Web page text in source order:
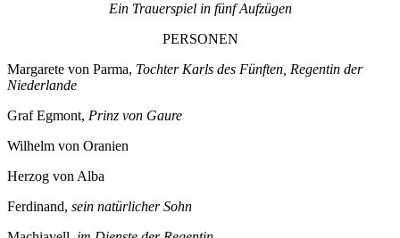
Ein Trauerspiel in fünf Aufzügen
PERSONEN
Margarete von Parma, Tochter Karls des Fünften, Regentin der
Niederlande
Graf Egmont, Prinz von Gaure
Wilhelm von Oranien
Herzog von Alba
Ferdinand, sein natürlicher Sohn